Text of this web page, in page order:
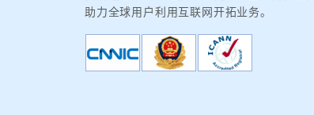
助力全球用户利用互联网开拓业务。